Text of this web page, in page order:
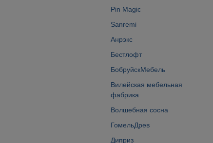
Pin Magic
Sanremi
Анрэкс
Бестлофт
БобруйскМебель
Вилейская мебельная
фабрика
Волшебная сосна
ГомельДрев
Диприз